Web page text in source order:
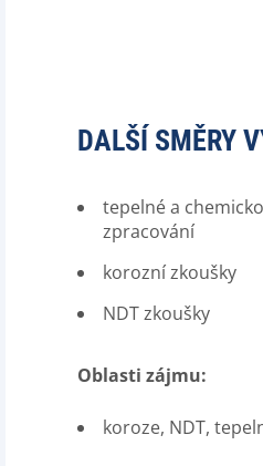
DALŠÍ SMĚRY
tepelné a
zpracování
korozní zkoušky
NDT zkoušky
Oblasti zájmu:
koroze, NDT,